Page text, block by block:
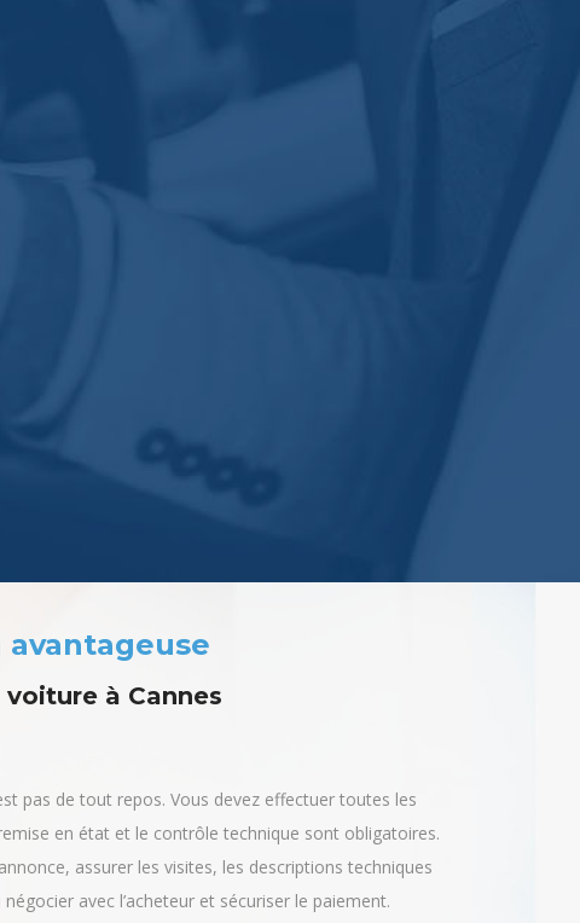
à Cannes
pas de tout repos. Vous devez effectuer toutes les
en état et le contrôle technique sont obligatoires.
assurer les visites, les descriptions techniques
avec l’acheteur et sécuriser le paiement.